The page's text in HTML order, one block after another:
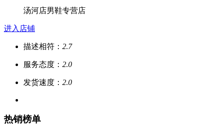
汤河店男鞋专营店
进入店铺
描述相符： 2.7
服务态度： 2.0
发货速度： 2.0
热销榜单